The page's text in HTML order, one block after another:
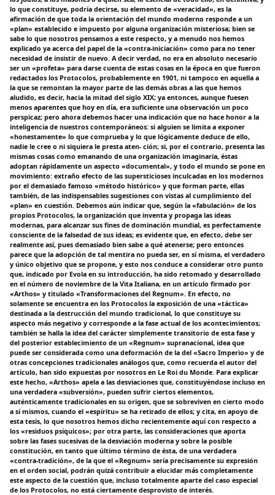
lo que constituye, podría decirse, su elemento de «veracidad», es la
afirmación de que toda la orientación del mundo moderno responde a un
«plan» establecido e impuesto por alguna organización misteriosa; bien se
sabe lo que nosotros pensamos a este respecto, y a menudo nos hemos
explicado ya acerca del papel de la «contra-iniciación» como para no tener
necesidad de insistir de nuevo. A decir verdad, no era en absoluto necesario
ser un «profeta» para darse cuenta de estas cosas en la época en que fueron
redactados los Protocolos, probablemente en 1901, ni tampoco en aquella a
la que se remontan la mayor parte de las demás obras a las que hemos
aludido, es decir, hacia la mitad del siglo XIX; ya entonces, aunque fuesen
menos aparentes que hoy en día, era suficiente una observación un poco
perspicaz; pero ahora debemos hacer una indicación que no hace honor a la
inteligencia de nuestros contemporáneos: si alguien se limita a exponer
«honestamente» lo que comprueba y lo que lógicamente deduce de ello,
nadie le cree o ni siquiera le presta aten- ción; si, por el contrario, presenta las
mismas cosas como emanando de una organización imaginaria, éstas
adoptan rápidamente un aspecto «documental», y todo el mundo se pone en
movimiento: extraño efecto de las supersticioses inculcadas en los modernos
por el demasiado famoso «método histórico» y que forman parte, ellas
también, de las indispensables sugestiones con vistas al cumplimiento del
«plan» en cuestión. Debemos aún indicar que, según la «fabulación» de los
propios Protocolos, la organización que inventa y propaga las ideas
modernas, para alcanzar sus fines de dominación mundial, es perfectamente
consciente de la falsedad de sus ideas; es evidente que, en efecto, debe ser
realmente así, pues demasiado bien sabe a qué atenerse; pero entonces
parece que la adopción de tal mentira no pueda ser, en sí misma, el verdadero
y único objetivo que se propone, y esto nos conduce a considerar otro punto
que, indicado por Evola en su introducción, ha sido retomado y desarrollado
en el número de noviembre de la Vita Italiana, en un artículo firmado por
«Arthos» y titulado «Transformaciones del Regnum». En efecto, no
solamente se encuentra en los Protocolos la exposición de una «táctica»
destinada a la destrucción del mundo tradicional, lo que constituye su
aspecto más negativo y corresponde a la fase actual de los acontecimientos;
también se halla la idea del carácter simplemente transitorio de esta fase y
del posterior establecimiento de un «Regnum» supranacional, idea que
puede ser considerada como una deformación de la del «Sacro Imperio» y de
otras concepciones tradicionales análogos que, como recuerda el autor del
artículo, han sido expuestas por nosotros en Le Roi du Monde. Para explicar
este hecho, «Arthos» apela a las desviaciones que, constituyéndose incluso en
una verdadera «subversión», pueden sufrir ciertos elementos,
auténticamente tradicionales en su origen, que se sobreviven en cierto modo
a sí mismos, cuando el «espíritu» se ha retirado de ellos; y cita, en apoyo de
esta tesis, lo que nosotros hemos dicho recientemente aquí con respecto a
los «residuos psíquicos»; por otra parte, las consideraciones que aporta
sobre las fases sucesivas de la desviación moderna y sobre la posible
constitución, en tanto que último término de ésta, de una verdadera
«contra-tradición», de la que el «Regnum» sería precisamente su expresión
en el orden social, podrán quizá contribuir a elucidar más completamente
este aspecto de la cuestión que, incluso totalmente aparte del caso especial
de los Protocolos, no está ciertamente desprovisto de interés.